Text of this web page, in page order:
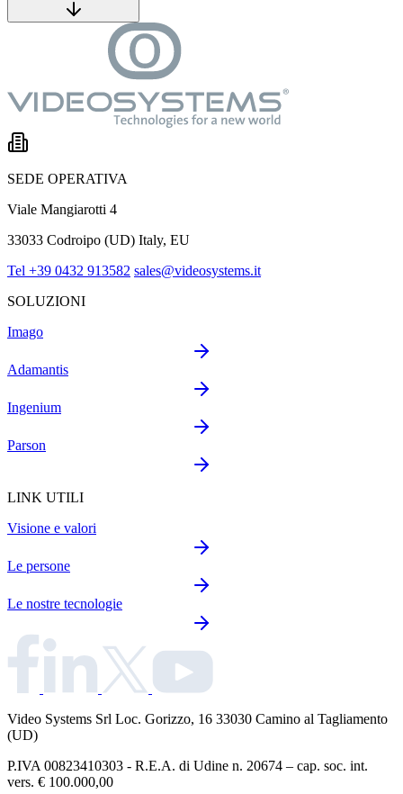
SEDE OPERATIVA
Viale Mangiarotti 4
33033 Codroipo (UD) Italy, EU
Tel +39 0432 913582 sales@videosystems.it
SOLUZIONI
Imago
Adamantis
Ingenium
Parson
LINK UTILI
Visione e valori
Le persone
Le nostre tecnologie
Video Systems Srl Loc. Gorizzo, 16 33030 Camino al Tagliamento
(UD)
P.IVA 00823410303 - R.E.A. di Udine n. 20674 – cap. soc. int.
vers. € 100.000,00